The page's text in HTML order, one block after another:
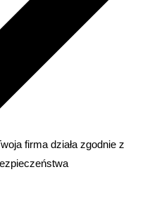
firma działa zgodnie z